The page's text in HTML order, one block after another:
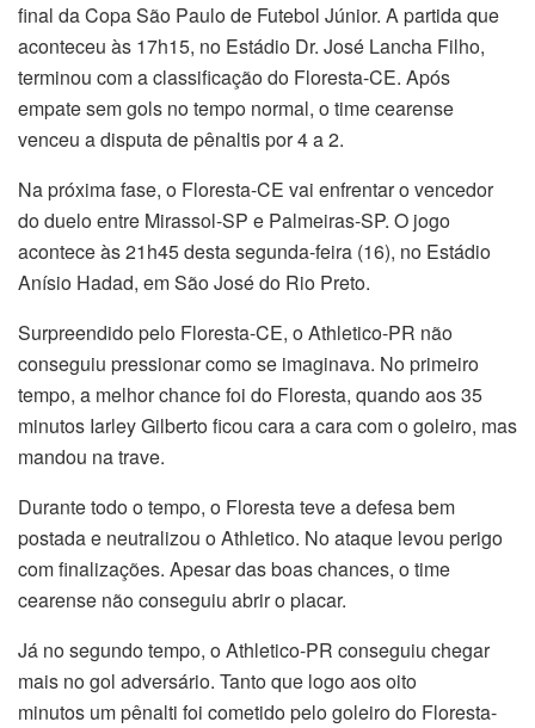
final da Copa São Paulo de Futebol Júnior. A partida que
aconteceu às 17h15, no Estádio Dr. José Lancha Filho,
terminou com a classificação do Floresta-CE. Após
empate sem gols no tempo normal, o time cearense
venceu a disputa de pênaltis por 4 a 2.
Na próxima fase, o Floresta-CE vai enfrentar o vencedor
do duelo entre Mirassol-SP e Palmeiras-SP. O jogo
acontece às 21h45 desta segunda-feira (16), no Estádio
Anísio Hadad, em São José do Rio Preto.
Surpreendido pelo Floresta-CE, o Athletico-PR não
conseguiu pressionar como se imaginava. No primeiro
tempo, a melhor chance foi do Floresta, quando aos 35
minutos Iarley Gilberto ficou cara a cara com o goleiro, mas
mandou na trave.
Durante todo o tempo, o Floresta teve a defesa bem
postada e neutralizou o Athletico. No ataque levou perigo
com finalizações. Apesar das boas chances, o time
cearense não conseguiu abrir o placar.
Já no segundo tempo, o Athletico-PR conseguiu chegar
mais no gol adversário. Tanto que logo aos oito
minutos um pênalti foi cometido pelo goleiro do Floresta-